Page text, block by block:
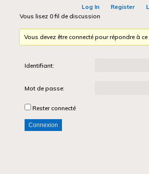
Log In Register
Vous lisez 0 fil de discussion
Vous devez être connecté pour répondre à ce
Identifiant:
Mot de passe:
Rester connecté
Connexion